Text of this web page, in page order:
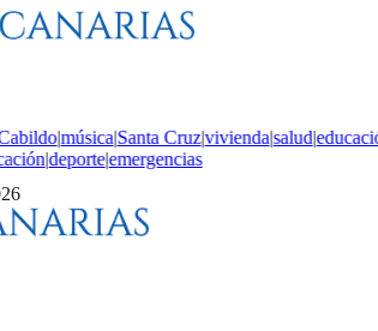
|música|Santa Cruz|vivienda|salud|educación|
|deporte|emergencias